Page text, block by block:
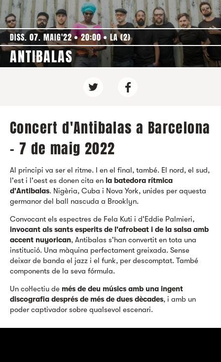
DISS. 07. MAIG'22 20:00 LA (2)
ANTIBALAS
Concert d'Antibalas a Barcelona
- 7 de maig 2022
Al principi va ser el ritme. I en el final, també. El nord, el sud,
l'est i l'oest es donen cita en la batedora rítmica
d'Antibalas. Nigèria, Cuba i Nova York, unides per aquesta
germanor del ball nascuda a Brooklyn.
Convocant els espectres de Fela Kuti i d'Eddie Palmieri,
invocant als sants esperits de l'afrobeat i de la salsa amb
accent nuyorican, Antibalas s'han convertit en tota una
institució. Una màquina perfectament greixada. Sense
deixar de banda el jazz i el funk, per descomptat. També
components de la seva fórmula.
Un col·lectiu de més de deu músics amb una ingent
discografia després de més de dues dècades, i amb un
poder captivador sobre qualsevol escenari.